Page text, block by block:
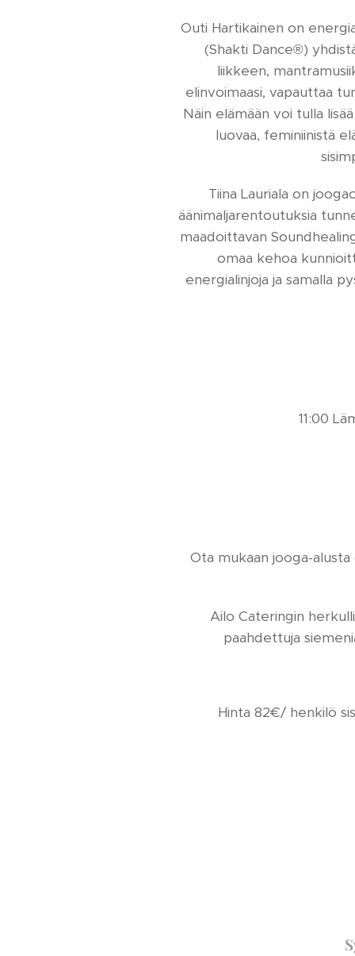
Outi Hartikainen on
(Shakti Dance®)
liikkeen,
elinvoimaasi, vapauttaa
Näin elämään voi tulla
luovaa, feminiinistä
Tiina Lauriala on
äänimaljarentoutuksia
maadoittavan
omaa kehoa
energialinjoja ja samalla
11:00
Ota mukaan jooga-
Ailo Cateringin
paahdettuja
Hinta 82€/ henkilö